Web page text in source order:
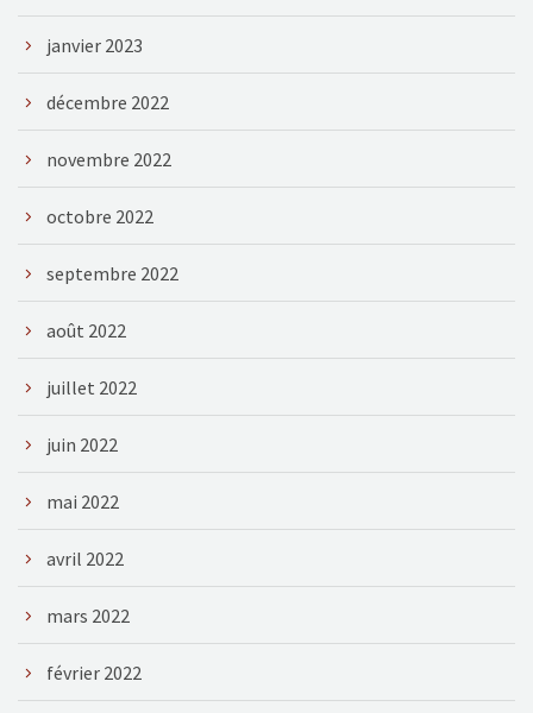
janvier 2023
décembre 2022
novembre 2022
octobre 2022
septembre 2022
août 2022
juillet 2022
juin 2022
mai 2022
avril 2022
mars 2022
février 2022